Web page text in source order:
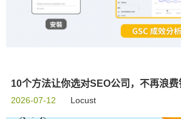
10个方法让你选对SEO公司，不再浪费
2026-07-12 Locust